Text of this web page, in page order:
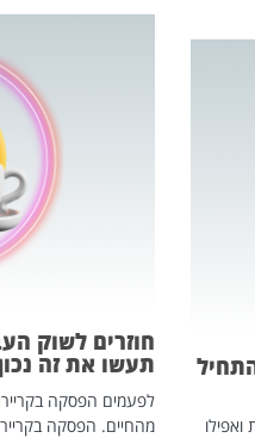
חוזרים לשוק
תעשו את זה
לפעמים הפסקה
מהחיים. הפסקה